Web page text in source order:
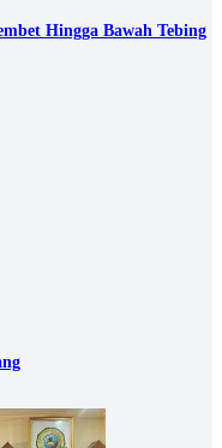
Hingga Bawah Tebing